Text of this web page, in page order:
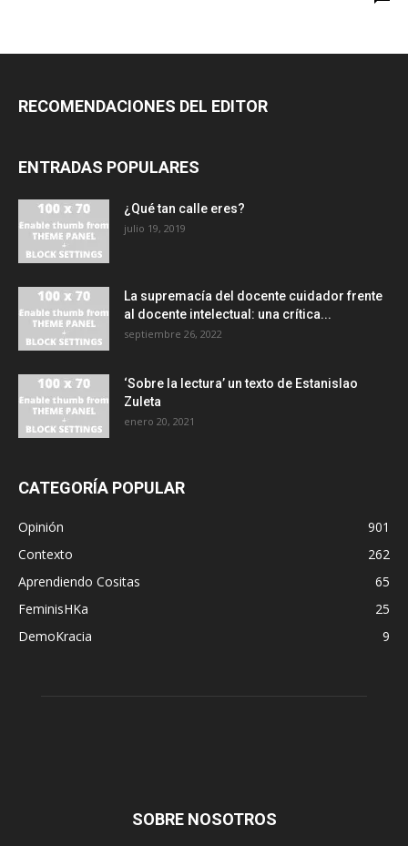
RECOMENDACIONES DEL EDITOR
ENTRADAS POPULARES
¿Qué tan calle eres?
julio 19, 2019
La supremacía del docente cuidador frente
al docente intelectual: una crítica...
septiembre 26, 2022
‘Sobre la lectura’ un texto de Estanislao
Zuleta
enero 20, 2021
CATEGORÍA POPULAR
Opinión
901
Contexto
262
Aprendiendo Cositas
65
FeminisHKa
25
DemoKracia
9
SOBRE NOSOTROS